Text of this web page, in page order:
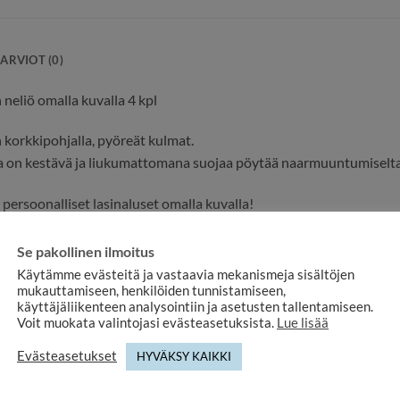
ARVIOT (0)
neliö omalla kuvalla 4 kpl
korkkipohjalla, pyöreät kulmat.
on kestävä ja liukumattomana suojaa pöytää
persoonalliset lasinaluset omalla kuvalla!
kuva, jos haluat lasinaluset eri kuvilla!
ladattava zip-tiedostona, voit myös lähettää kuvat
4 kpl lasinalusia
mm
Se pakollinen ilmoitus
Käytämme evästeitä ja vastaavia mekanismeja sisältöjen
mukauttamiseen, henkilöiden tunnistamiseen,
käyttäjäliikenteen analysointiin ja asetusten tallentamiseen.
Voit muokata valintojasi evästeasetuksista. Lue lisää
Evästeasetukset HYVÄKSY KAIKKI